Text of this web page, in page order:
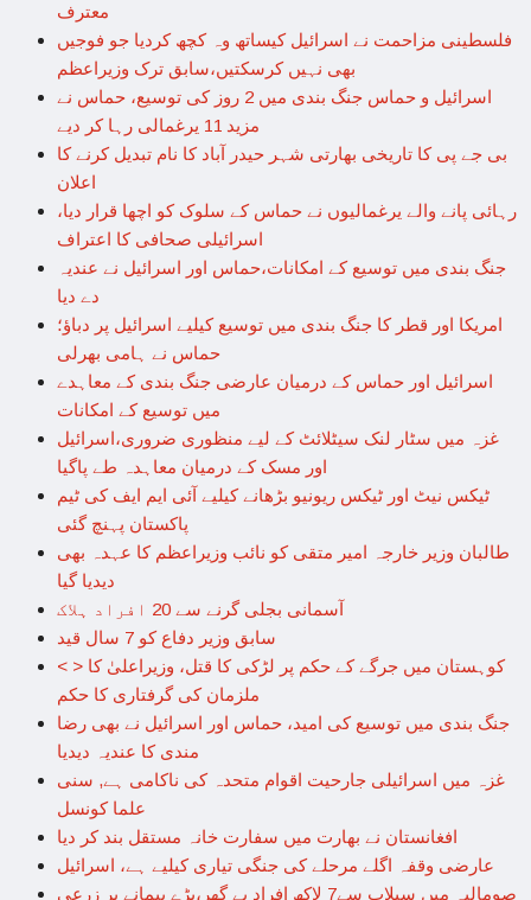
معترف
فلسطینی مزاحمت نے اسرائیل کیساتھ وہ کچھ کردیا جو فوجیں
بھی نہیں کرسکتیں،سابق ترک وزیراعظم
اسرائیل و حماس جنگ بندی میں 2 روز کی توسیع، حماس نے
مزید 11 یرغمالی رہا کر دیے
بی جے پی کا تاریخی بھارتی شہر حیدر آباد کا نام تبدیل کرنے کا
اعلان
رہائی پانے والے یرغمالیوں نے حماس کے سلوک کو اچھا قرار دیا،
اسرائیلی صحافی کا اعتراف
جنگ بندی میں توسیع کے امکانات،حماس اور اسرائیل نے عندیہ
دے دیا
امریکا اور قطر کا جنگ بندی میں توسیع کیلیے اسرائیل پر دباؤ؛
حماس نے ہامی بھرلی
اسرائیل اور حماس کے درمیان عارضی جنگ بندی کے معاہدے
میں توسیع کے امکانات
غزہ میں سٹار لنک سیٹلائٹ کے لیے منظوری ضروری،اسرائیل
اور مسک کے درمیان معاہدہ طے پاگیا
ٹیکس نیٹ اور ٹیکس ریونیو بڑھانے کیلیے آئی ایم ایف کی ٹیم
پاکستان پہنچ گئی
طالبان وزیر خارجہ امیر متقی کو نائب وزیراعظم کا عہدہ بھی
دیدیا گیا
آسمانی بجلی گرنے سے 20 افراد ہلاک
سابق وزیر دفاع کو 7 سال قید
< > کوہستان میں جرگے کے حکم پر لڑکی کا قتل، وزیراعلیٰ کا
ملزمان کی گرفتاری کا حکم
جنگ بندی میں توسیع کی امید، حماس اور اسرائیل نے بھی رضا
مندی کا عندیہ دیدیا
غزہ میں اسرائیلی جارحیت اقوام متحدہ کی ناکامی ہے, سنی
علما کونسل
افغانستان نے بھارت میں سفارت خانہ مستقل بند کر دیا
عارضی وقفہ اگلے مرحلے کی جنگی تیاری کیلیے ہے، اسرائیل
صومالیہ میں سیلاب سے7 لاکھ افراد بے گھر،بڑے پیمانے پر زرعی